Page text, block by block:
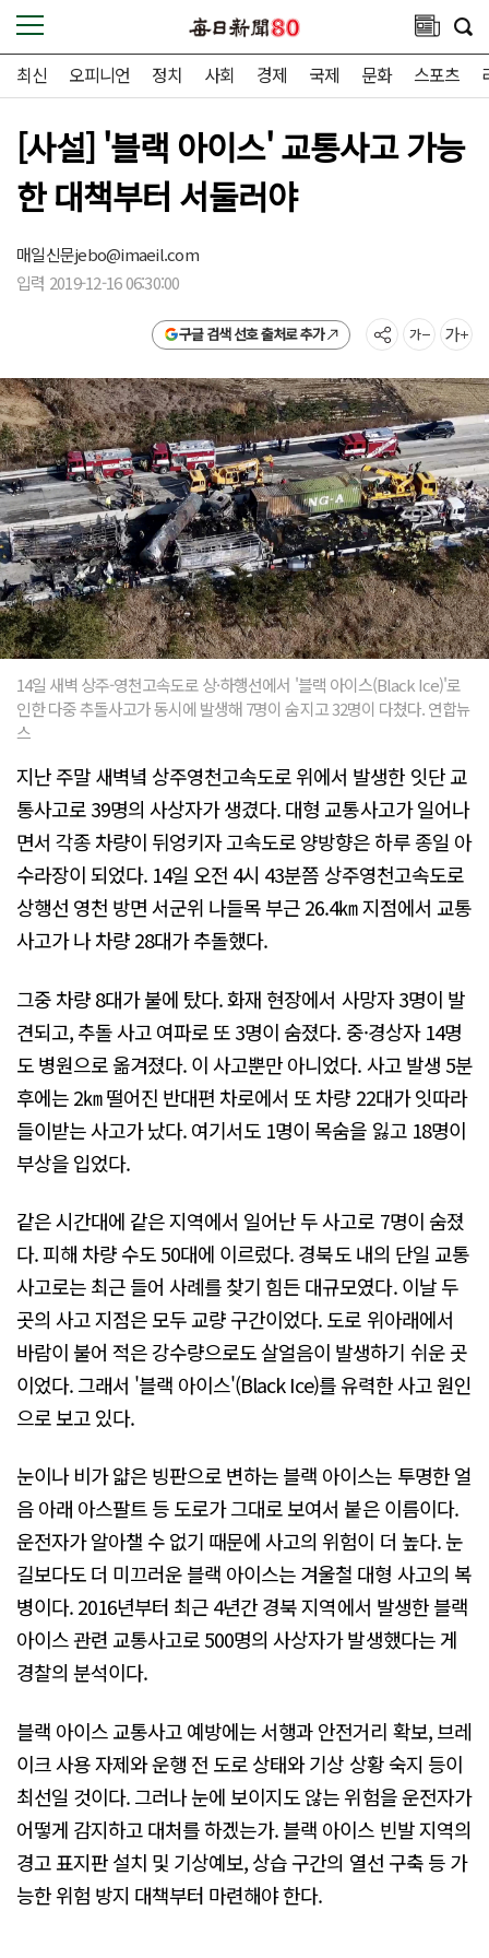
최신 오피니언 정치 사회 경제 국제 문화 스포츠
[사설] '블랙 아이스' 교통사고 가능
한 대책부터 서둘러야
매일신문jebo@imaeil.com
입력 2019-12-16 06:30:00
구글 검색 선호 출처로 추가
14일 새벽 상주-영천고속도로 상·하행선에서 '블랙 아이스(Black Ice)'로
인한 다중 추돌사고가 동시에 발생해 7명이 숨지고 32명이 다쳤다. 연합뉴
스
지난 주말 새벽녘 상주영천고속도로 위에서 발생한 잇단 교
통사고로 39명의 사상자가 생겼다. 대형 교통사고가 일어나
면서 각종 차량이 뒤엉키자 고속도로 양방향은 하루 종일 아
수라장이 되었다. 14일 오전 4시 43분쯤 상주영천고속도로
상행선 영천 방면 서군위 나들목 부근 26.4㎞ 지점에서 교통
사고가 나 차량 28대가 추돌했다.
그중 차량 8대가 불에 탔다. 화재 현장에서 사망자 3명이 발
견되고, 추돌 사고 여파로 또 3명이 숨졌다. 중·경상자 14명
도 병원으로 옮겨졌다. 이 사고뿐만 아니었다. 사고 발생 5분
후에는 2㎞ 떨어진 반대편 차로에서 또 차량 22대가 잇따라
들이받는 사고가 났다. 여기서도 1명이 목숨을 잃고 18명이
부상을 입었다.
같은 시간대에 같은 지역에서 일어난 두 사고로 7명이 숨졌
다. 피해 차량 수도 50대에 이르렀다. 경북도 내의 단일 교통
사고로는 최근 들어 사례를 찾기 힘든 대규모였다. 이날 두
곳의 사고 지점은 모두 교량 구간이었다. 도로 위아래에서
바람이 불어 적은 강수량으로도 살얼음이 발생하기 쉬운 곳
이었다. 그래서 '블랙 아이스'(Black Ice)를 유력한 사고 원인
으로 보고 있다.
눈이나 비가 얇은 빙판으로 변하는 블랙 아이스는 투명한 얼
음 아래 아스팔트 등 도로가 그대로 보여서 붙은 이름이다.
운전자가 알아챌 수 없기 때문에 사고의 위험이 더 높다. 눈
길보다도 더 미끄러운 블랙 아이스는 겨울철 대형 사고의 복
병이다. 2016년부터 최근 4년간 경북 지역에서 발생한 블랙
아이스 관련 교통사고로 500명의 사상자가 발생했다는 게
경찰의 분석이다.
블랙 아이스 교통사고 예방에는 서행과 안전거리 확보, 브레
이크 사용 자제와 운행 전 도로 상태와 기상 상황 숙지 등이
최선일 것이다. 그러나 눈에 보이지도 않는 위험을 운전자가
어떻게 감지하고 대처를 하겠는가. 블랙 아이스 빈발 지역의
경고 표지판 설치 및 기상예보, 상습 구간의 열선 구축 등 가
능한 위험 방지 대책부터 마련해야 한다.